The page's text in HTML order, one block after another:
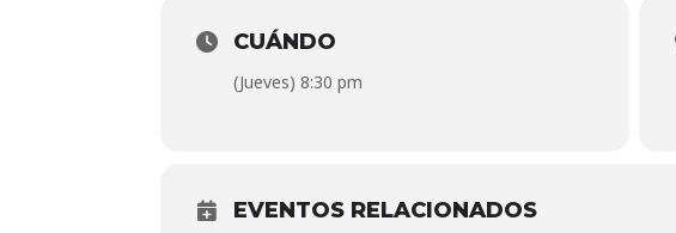
CUÁNDO
(Jueves) 8:30 pm
EVENTOS RELACIONADOS